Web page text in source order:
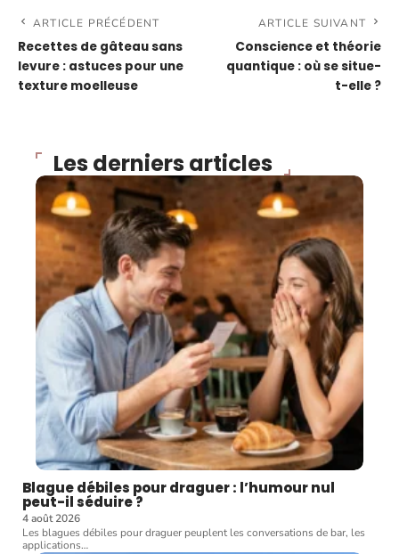
ARTICLE PRÉCÉDENT
Recettes de gâteau sans
levure : astuces pour une
texture moelleuse
ARTICLE SUIVANT
Conscience et théorie
quantique : où se situe-
t-elle ?
Les derniers articles
Blague débiles pour draguer : l’humour nul
peut-il séduire ?
4 août 2026
Les blagues débiles pour draguer peuplent les conversations de bar, les
applications…